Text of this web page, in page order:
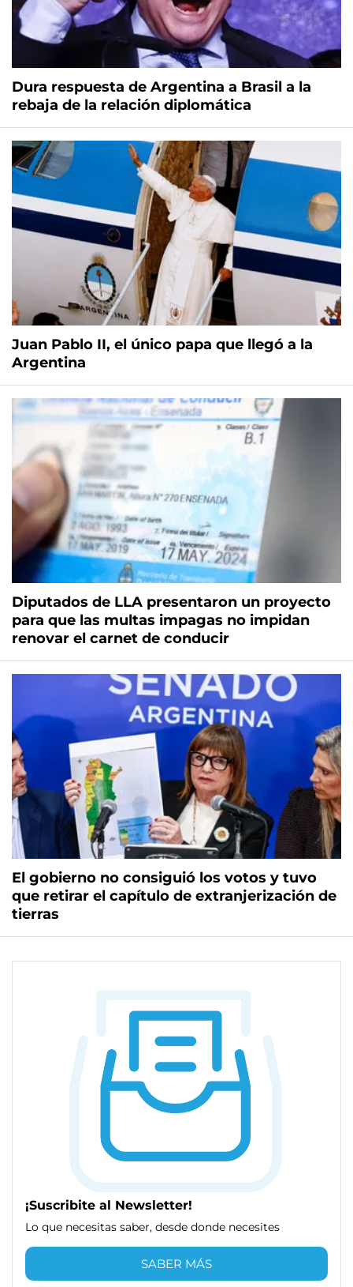
Dura respuesta de Argentina a Brasil a la
rebaja de la relación diplomática
Juan Pablo II, el único papa que llegó a la
Argentina
Diputados de LLA presentaron un proyecto
para que las multas impagas no impidan
renovar el carnet de conducir
El gobierno no consiguió los votos y tuvo
que retirar el capítulo de extranjerización de
tierras
¡Suscribite al Newsletter!
Lo que necesitas saber, desde donde necesites
SABER MÁS